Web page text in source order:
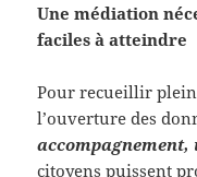
Une médiation
faciles à atteindre
Pour recueillir
l’ouverture des
citoyens puissent